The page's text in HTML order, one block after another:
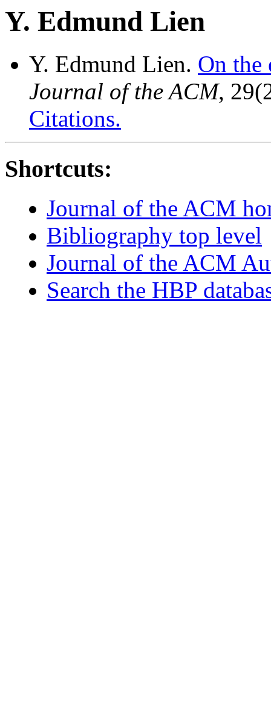
Y. Edmund Lien
Y. Edmund Lien. On the
Journal of the ACM,
Citations.
Shortcuts:
Journal of the ACM
Bibliography top level
Journal of the ACM
Search the HBP